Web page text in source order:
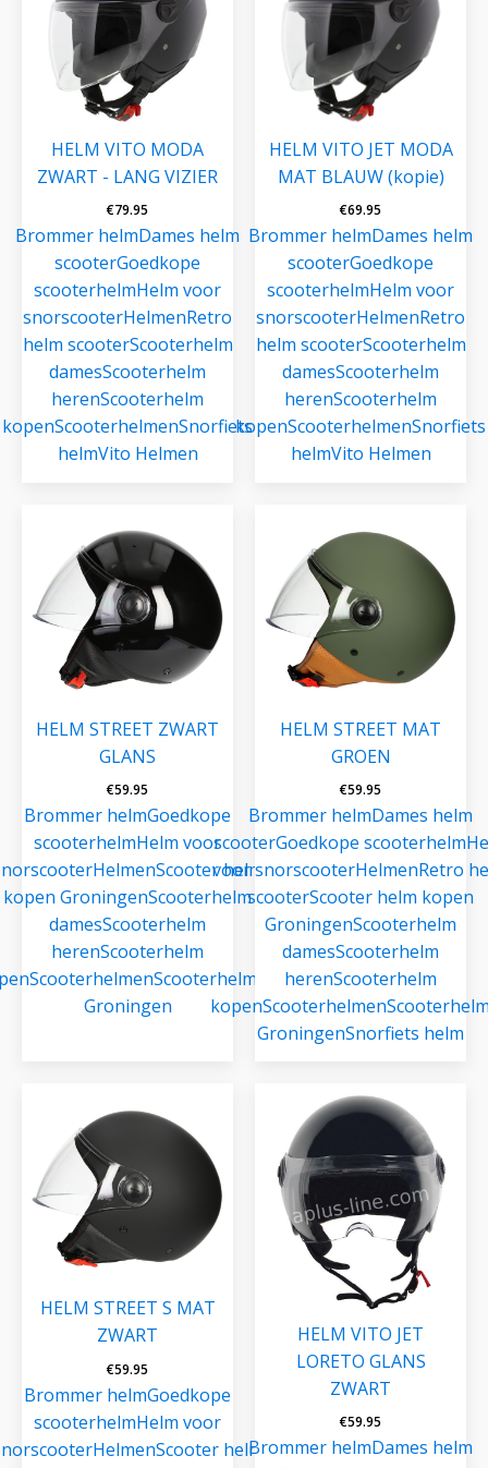
HELM VITO MODA
ZWART - LANG VIZIER
€79.95
Brommer helmDames helm
scooterGoedkope
scooterhelmHelm voor
snorscooterHelmenRetro
helm scooterScooterhelm
damesScooterhelm
herenScooterhelm
kopenScooterhelmenSnorfiets
helmVito Helmen
HELM VITO JET MODA
MAT BLAUW (kopie)
€69.95
Brommer helmDames helm
scooterGoedkope
scooterhelmHelm voor
snorscooterHelmenRetro
helm scooterScooterhelm
damesScooterhelm
herenScooterhelm
kopenScooterhelmenSnorfiets
helmVito Helmen
HELM STREET ZWART
GLANS
€59.95
Brommer helmGoedkope
scooterhelmHelm voor
HelmenScooter helm
kopen GroningenScooterhelm
damesScooterhelm
herenScooterhelm
ScooterhelmenScooterhelmen
Groningen
HELM STREET MAT
GROEN
€59.95
Brommer helmDames helm
scooterGoedkope scooterhelm
voor snorscooterHelmenRetro
scooterScooter helm kopen
GroningenScooterhelm
damesScooterhelm
herenScooterhelm
kopenScooterhelmen
GroningenSnorfiets helm
HELM STREET S MAT
ZWART
€59.95
Brommer helmGoedkope
scooterhelmHelm voor
HelmenScooter helm
HELM VITO JET
LORETO GLANS
ZWART
€59.95
Brommer helmDames helm